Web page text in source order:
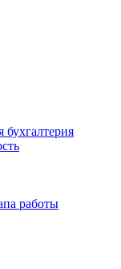
работы